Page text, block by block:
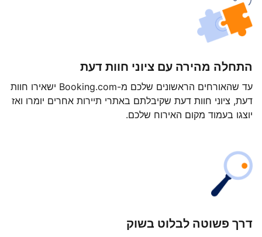
התחלה מהירה עם ציוני חוות דעת
עד שהאורחים הראשונים שלכם מ-Booking.com ישאירו חוות
דעת, ציוני חוות דעת שקיבלתם באתרי תיירות אחרים יומרו ואז
יוצגו בעמוד מקום האירוח שלכם.
דרך פשוטה לבלוט בשוק